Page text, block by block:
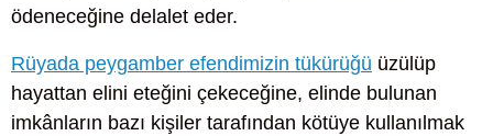
ödeneceğine delalet eder.
Rüyada peygamber efendimizin tükürüğü üzülüp
hayattan elini eteğini çekeceğine, elinde bulunan
imkânların bazı kişiler tarafından kötüye kullanılmak